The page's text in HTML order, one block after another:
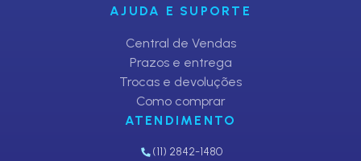
AJUDA E SUPORTE
Central de Vendas
Prazos e entrega
Trocas e devoluções
Como comprar
ATENDIMENTO
(11) 2842-1480